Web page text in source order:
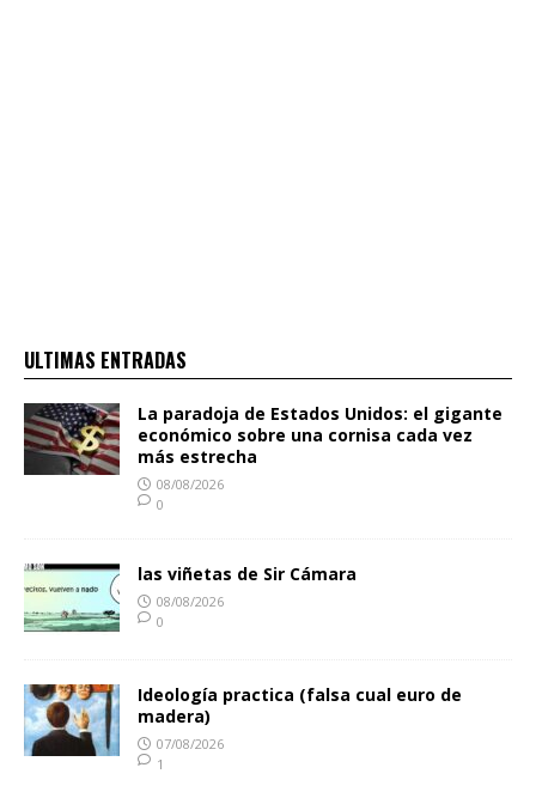
ULTIMAS ENTRADAS
La paradoja de Estados Unidos: el gigante
económico sobre una cornisa cada vez
más estrecha
08/08/2026
0
las viñetas de Sir Cámara
08/08/2026
0
Ideología practica (falsa cual euro de
madera)
07/08/2026
1